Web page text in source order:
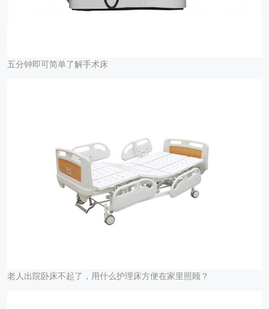
五分钟即可简单了解手术床
老人出院卧床不起了，用什么护理床方便在家里照顾？